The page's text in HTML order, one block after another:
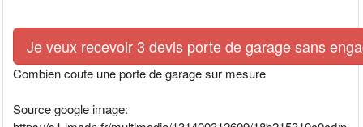
Je veux recevoir 3 devis porte de garage sans
Combien coute une porte de garage sur mesure
Source google image: